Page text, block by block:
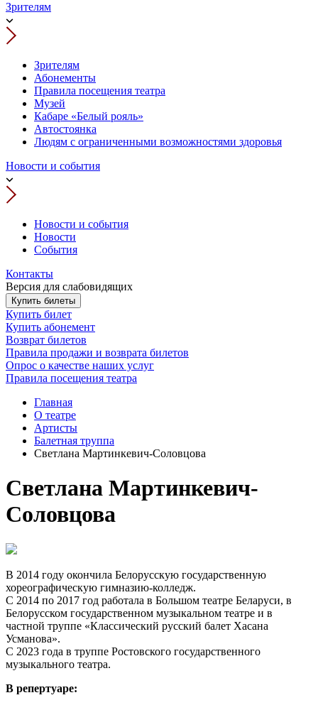
Зрителям
Зрителям
Абонементы
Правила посещения театра
Музей
Кабаре «Белый рояль»
Автостоянка
Людям с ограниченными возможностями здоровья
Новости и события
Новости и события
Новости
События
Контакты
Версия для слабовидящих
Купить билеты
Купить билет
Купить абонемент
Возврат билетов
Правила продажи и возврата билетов
Опрос о качестве наших услуг
Правила посещения театра
Главная
О театре
Артисты
Балетная труппа
Светлана Мартинкевич-Соловцова
Светлана Мартинкевич-
Соловцова
В 2014 году окончила Белорусскую государственную
хореографическую гимназию-колледж.
С 2014 по 2017 год работала в Большом театре Беларуси, в
Белорусском государственном музыкальном театре и в
частной труппе «Классический русский балет Хасана
Усманова».
С 2023 года в труппе Ростовского государственного
музыкального театра.
В репертуаре: